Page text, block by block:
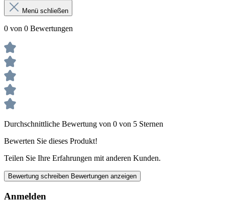
Menü schließen
0 von 0 Bewertungen
Durchschnittliche Bewertung von 0 von 5 Sternen
Bewerten Sie dieses Produkt!
Teilen Sie Ihre Erfahrungen mit anderen Kunden.
Bewertung schreiben Bewertungen anzeigen
Anmelden